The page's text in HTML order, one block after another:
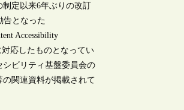
制定以来6年ぶりの改訂
告となった
Accessibility
対応したものとなってい
シビリティ基盤委員会の
関連資料が掲載されて